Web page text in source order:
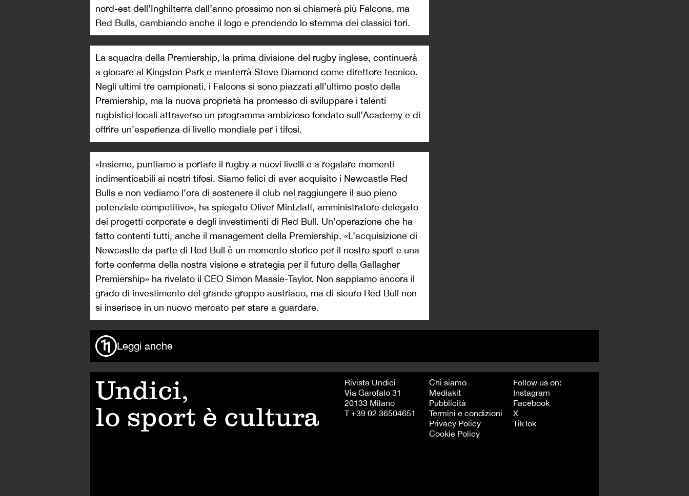
nord-est dell’Inghilterra dall’anno prossimo non si chiamerà più Falcons, ma
Red Bulls, cambiando anche il logo e prendendo lo stemma dei classici tori.
La squadra della Premiership, la prima divisione del rugby inglese, continuerà
a giocare al Kingston Park e manterrà Steve Diamond come direttore tecnico.
Negli ultimi tre campionati, i Falcons si sono piazzati all’ultimo posto della
Premiership, ma la nuova proprietà ha promesso di sviluppare i talenti
rugbistici locali attraverso un programma ambizioso fondato sull’Academy e di
offrire un’esperienza di livello mondiale per i tifosi.
«Insieme, puntiamo a portare il rugby a nuovi livelli e a regalare momenti
indimenticabili ai nostri tifosi. Siamo felici di aver acquisito i Newcastle Red
Bulls e non vediamo l’ora di sostenere il club nel raggiungere il suo pieno
potenziale competitivo», ha spiegato Oliver Mintzlaff, amministratore delegato
dei progetti corporate e degli investimenti di Red Bull. Un’operazione che ha
fatto contenti tutti, anche il management della Premiership. «L’acquisizione di
Newcastle da parte di Red Bull è un momento storico per il nostro sport e una
forte conferma della nostra visione e strategia per il futuro della Gallagher
Premiership» ha rivelato il CEO Simon Massie-Taylor. Non sappiamo ancora il
grado di investimento del grande gruppo austriaco, ma di sicuro Red Bull non
si inserisce in un nuovo mercato per stare a guardare.
Leggi anche
Undici,
lo sport è cultura
Rivista Undici
Via Garofalo 31
20133 Milano
T +39 02 36504651
Chi siamo
Mediakit
Pubblicità
Termini e condizioni
Privacy Policy
Cookie Policy
Follow us on:
Instagram
Facebook
X
TikTok